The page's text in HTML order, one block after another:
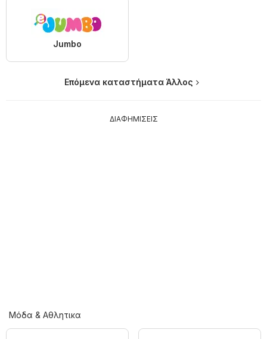
Jumbo
Επόμενα καταστήματα Άλλος
ΔΙΑΦΗΜΙΣΕΙΣ
Μόδα & Aθλητικα